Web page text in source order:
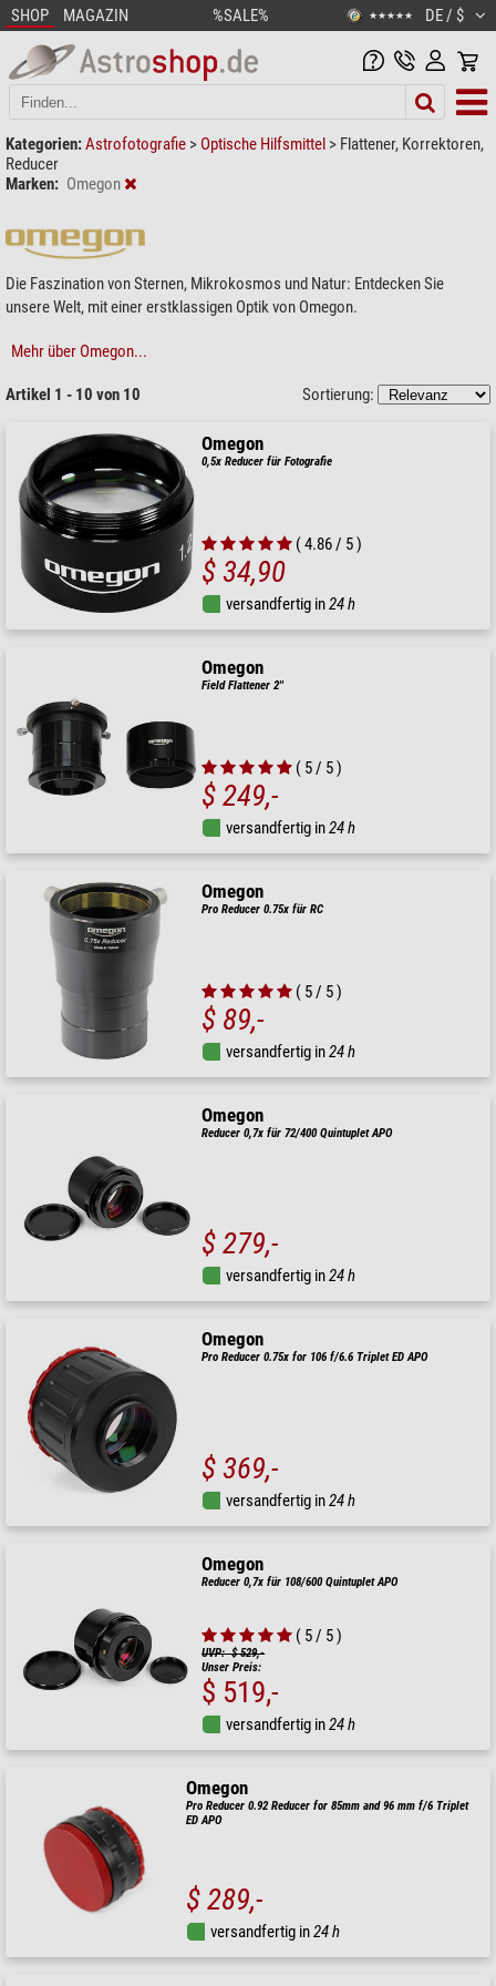
SHOP MAGAZIN %SALE% ★★★★★ DE / $
Kategorien:Astrofotografie > Optische Hilfsmittel > Flattener, Korrektoren,
Reducer
Marken: Omegon
Die Faszination von Sternen, Mikrokosmos und Natur: Entdecken Sie
unsere Welt, mit einer erstklassigen Optik von Omegon.
Mehr über Omegon...
Artikel 1 - 10 von 10 Sortierung:
Omegon
0,5x Reducer für Fotografie
( 4.86 / 5 )
$ 34,90
versandfertig in24 h
Omegon
Field Flattener 2''
( 5 / 5 )
$ 249,-
versandfertig in24 h
Omegon
Pro Reducer 0.75x für RC
( 5 / 5 )
$ 89,-
versandfertig in24 h
Omegon
Reducer 0,7x für 72/400 Quintuplet APO
$ 279,-
versandfertig in24 h
Omegon
Pro Reducer 0.75x for 106 f/6.6 Triplet ED APO
$ 369,-
versandfertig in24 h
Omegon
Reducer 0,7x für 108/600 Quintuplet APO
( 5 / 5 )
UVP: $ 529,-
Unser Preis:
$ 519,-
versandfertig in24 h
Omegon
Pro Reducer 0.92 Reducer for 85mm and 96 mm f/6 Triplet
ED APO
$ 289,-
versandfertig in24 h